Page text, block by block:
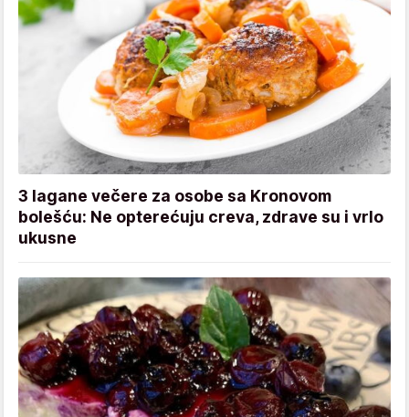
3 lagane večere za osobe sa Kronovom
bolešću: Ne opterećuju creva, zdrave su i vrlo
ukusne